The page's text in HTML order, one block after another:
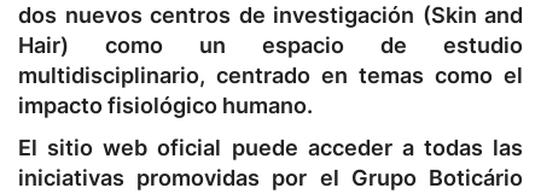
dos nuevos centros de investigación (Skin and
Hair) como un espacio de estudio
multidisciplinario, centrado en temas como el
impacto fisiológico humano.
El sitio web oficial puede acceder a todas las
iniciativas promovidas por el Grupo Boticário